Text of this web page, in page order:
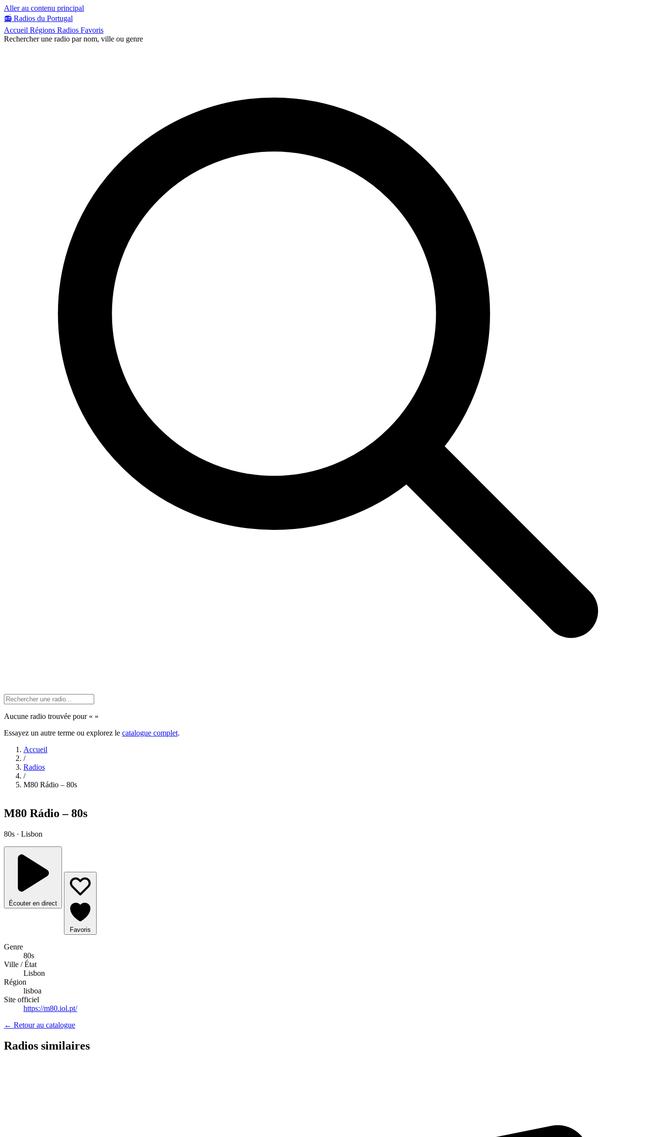
Aller au contenu principal
📻 Radios du Portugal
Accueil Régions Radios Favoris
Rechercher une radio par nom, ville ou genre
Aucune radio trouvée pour « »
Essayez un autre terme ou explorez le catalogue complet.
Accueil
/
Radios
/
M80 Rádio – 80s
M80 Rádio – 80s
80s · Lisbon
Écouter en direct
Favoris
Genre
80s
Ville / État
Lisbon
Région
lisboa
Site officiel
https://m80.iol.pt/
← Retour au catalogue
Radios similaires